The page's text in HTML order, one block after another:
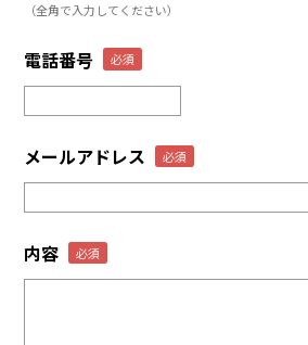
（全角で入力してください）
電話番号
メールアドレス
内容